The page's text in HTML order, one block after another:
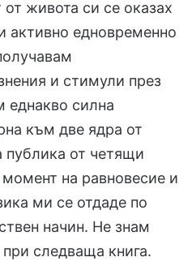
живота си се оказах
активно едновременно
и стимули през
еднакво силна
към две ядра от
публика от четящи
на равновесие и
ми се отдаде по
начин. Не знам
следваща книга.